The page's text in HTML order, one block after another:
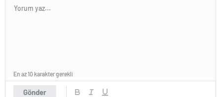
Gönder
En az 10 karakter gerekli